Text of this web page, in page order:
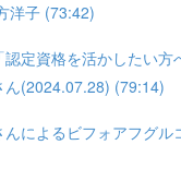
洋子 (73:42)
定資格を活かしたい方
ん(2024.07.28) (79:14)
んによるビフォアフグ